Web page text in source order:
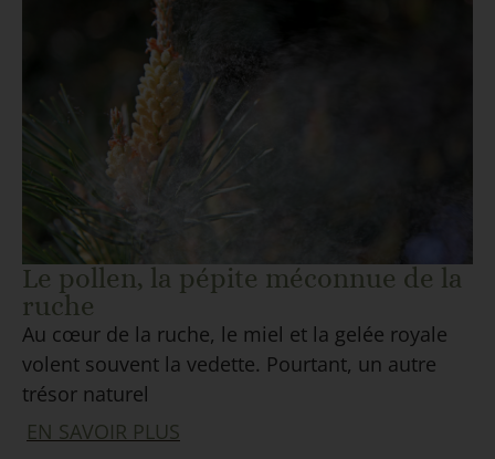
Le pollen, la pépite méconnue de la
ruche
Au cœur de la ruche, le miel et la gelée royale
volent souvent la vedette. Pourtant, un autre
trésor naturel
EN SAVOIR PLUS